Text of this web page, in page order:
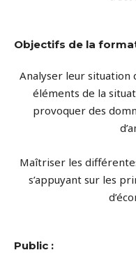
Objectifs de la
Analyser leur situation
éléments de la
provoquer des
Maîtriser les
s’appuyant sur les
Public :